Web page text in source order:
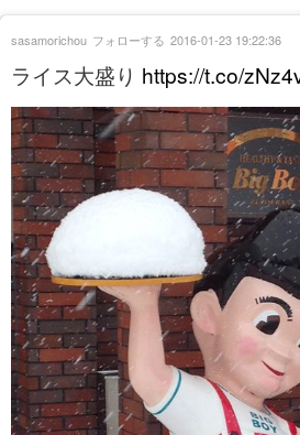
ライス大盛り https://t.co/
sasamorichou フォローする 2016-01-23 19:22:36